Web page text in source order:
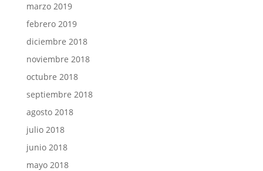
marzo 2019
febrero 2019
diciembre 2018
noviembre 2018
octubre 2018
septiembre 2018
agosto 2018
julio 2018
junio 2018
mayo 2018